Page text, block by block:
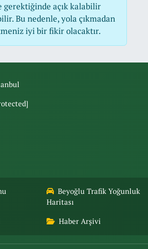
gerektiğinde açık kalabilir
Bu nedenle, yola çıkmadan
iyi bir fikir olacaktır.
Beyoğlu Trafik Yoğunluk
Haritası
Haber Arşivi